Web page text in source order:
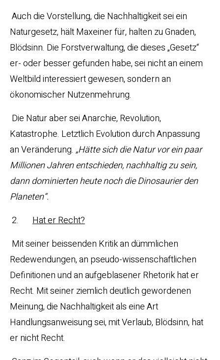
Auch die Vorstellung, die Nachhaltigkeit sei ein
Naturgesetz, hält Maxeiner für, halten zu Gnaden,
Blödsinn. Die Forstverwaltung, die dieses „Gesetz“
er- oder besser gefunden habe, sei nicht an einem
Weltbild interessiert gewesen, sondern an
ökonomischer Nutzenmehrung.
Die Natur aber sei Anarchie, Revolution,
Katastrophe. Letztlich Evolution durch Anpassung
an Veränderung. „Hätte sich die Natur vor ein paar
Millionen Jahren entschieden, nachhaltig zu sein,
dann dominierten heute noch die Dinosaurier den
Planeten“.
2. Hat er Recht?
Mit seiner beissenden Kritik an dümmlichen
Redewendungen, an pseudo-wissenschaftlichen
Definitionen und an aufgeblasener Rhetorik hat er
Recht. Mit seiner ziemlich deutlich gewordenen
Meinung, die Nachhaltigkeit als eine Art
Handlungsanweisung sei, mit Verlaub, Blödsinn, hat
er nicht Recht.